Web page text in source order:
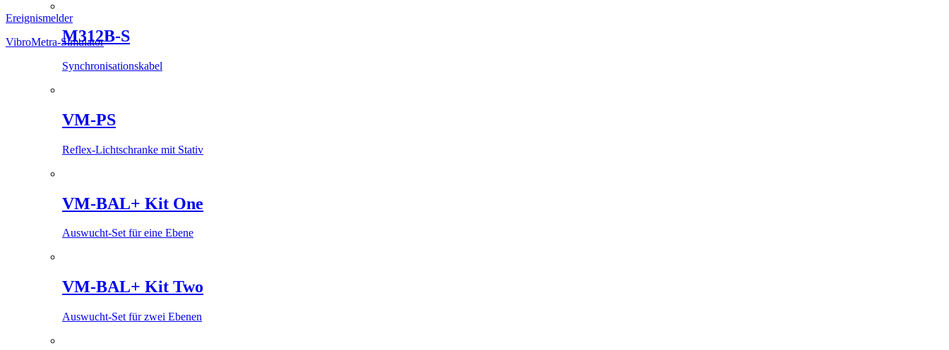
Ereignismelder
VibroMetra-Simulator
M312B-S
Synchronisationskabel
VM-PS
Reflex-Lichtschranke mit Stativ
VM-BAL+ Kit One
Auswucht-Set für eine Ebene
VM-BAL+ Kit Two
Auswucht-Set für zwei Ebenen